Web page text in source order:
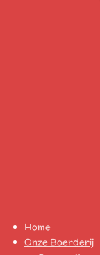
Home
Onze Boerderij